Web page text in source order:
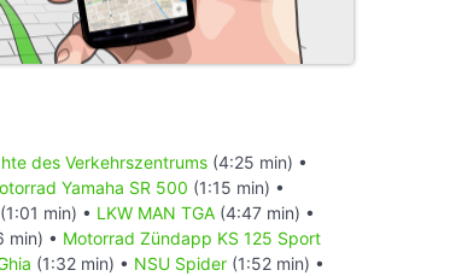
des Verkehrszentrums (4:25 min) •
Yamaha SR 500 (1:15 min) •
(1:01 min) • LKW MAN TGA (4:47 min) •
min) • Motorrad Zündapp KS 125 Sport
(1:32 min) • NSU Spider (1:52 min) •